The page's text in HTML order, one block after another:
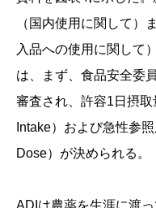
（国内使用に関して）
入品への使用に関して
は、まず、食品安全委
審査され、許容1日摂
Intake）および急性参
Dose）が決められる。
ADIは農薬を生涯に渡